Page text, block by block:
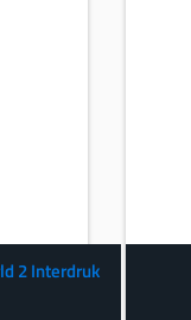
2 Interdruk